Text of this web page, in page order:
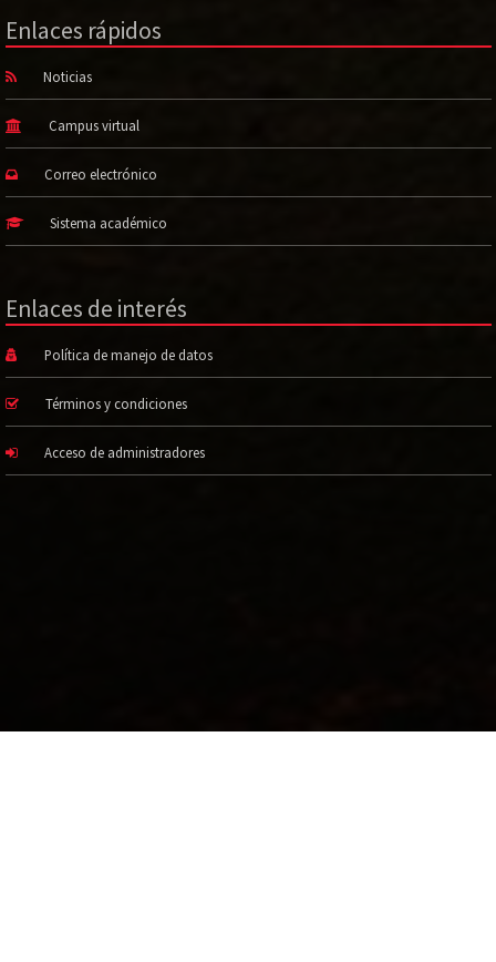
Enlaces rápidos
Noticias
Campus virtual
Correo electrónico
Sistema académico
Enlaces de interés
Política de manejo de datos
Términos y condiciones
Acceso de administradores